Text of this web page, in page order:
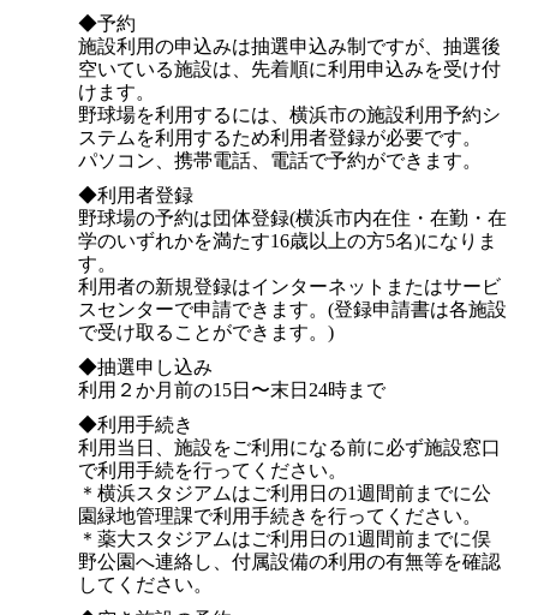
◆予約
施設利用の申込みは抽選申込み制ですが、抽選後
空いている施設は、先着順に利用申込みを受け付
けます。
野球場を利用するには、横浜市の施設利用予約シ
ステムを利用するため利用者登録が必要です。
パソコン、携帯電話、電話で予約ができます。
◆利用者登録
野球場の予約は団体登録(横浜市内在住・在勤・在
学のいずれかを満たす16歳以上の方5名)になりま
す。
利用者の新規登録はインターネットまたはサービ
スセンターで申請できます。(登録申請書は各施設
で受け取ることができます。)
◆抽選申し込み
利用２か月前の15日〜末日24時まで
◆利用手続き
利用当日、施設をご利用になる前に必ず施設窓口
で利用手続を行ってください。
＊横浜スタジアムはご利用日の1週間前までに公
園緑地管理課で利用手続きを行ってください。
＊薬大スタジアムはご利用日の1週間前までに俣
野公園へ連絡し、付属設備の利用の有無等を確認
してください。